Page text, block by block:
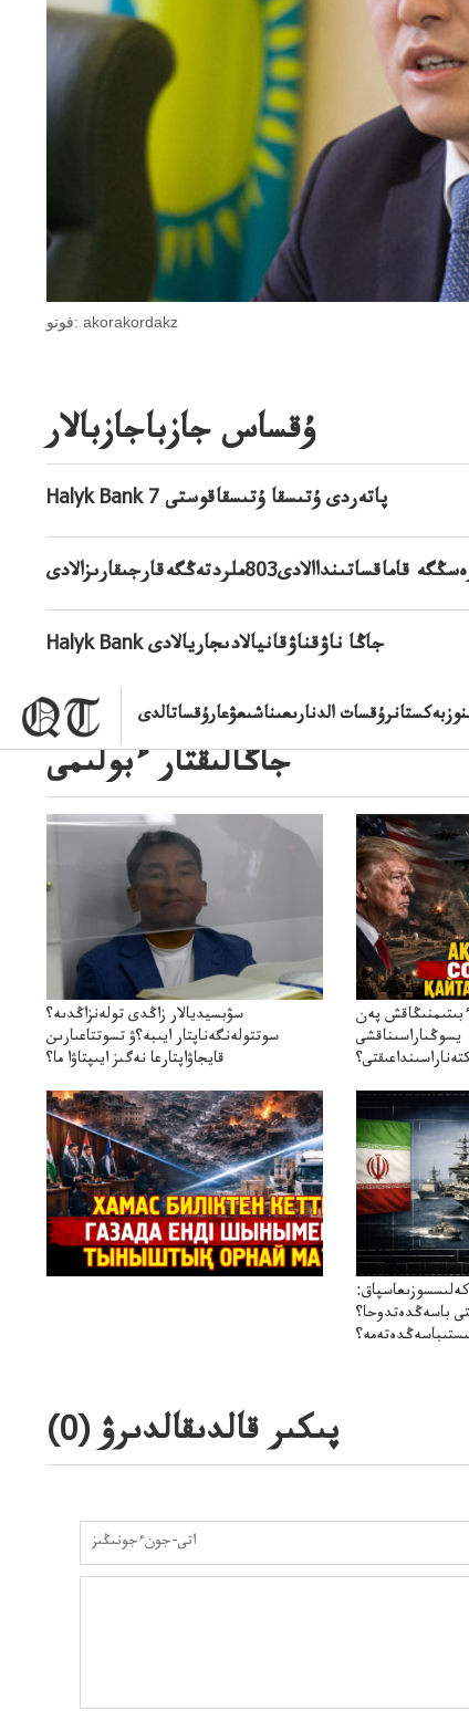
الدنارىعىناشىعۋعارۇقساتالدى
فوتو: akorakordakz
ۇقساس جازباجازبالار
Halyk Bank 7 پاتەردى ۇتىسقا ۇتىسقاقوستى
Halyk Bank جاڭا ناۋقناۋقانيالادىجاريالادى
جاڭالىقتار ءبولىمى
سۋبسيديالار زاڭدى تولەنزاڭدىە؟
سوتتولەنگەناپتار ايىبە؟ۋ تسوتتاعىارىن
قايجاۋاپتارعا نەگىز ايىپتاۋا ما؟
پەن
يسوڭىاراسىناقشى
باسەڭدەتدوحا؟
پىكىر قالدىقالدىرۋ (0
)